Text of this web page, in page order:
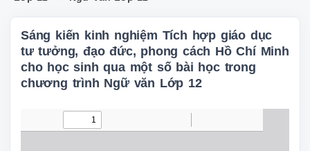
Sáng kiến kinh nghiệm Tích hợp giáo dục
tư tưởng, đạo đức, phong cách Hồ Chí Minh
cho học sinh qua một số bài học trong
chương trình Ngữ văn Lớp 12